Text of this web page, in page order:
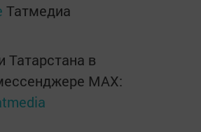
Татмедиа
Татарстана в
MАХ: